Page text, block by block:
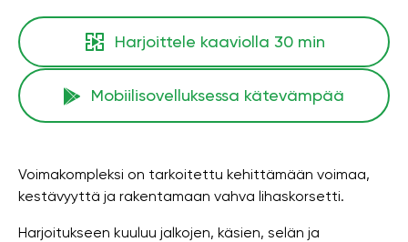
Harjoittele kaaviolla 30 min
Mobiilisovelluksessa kätevämpää
Voimakompleksi on tarkoitettu kehittämään voimaa,
kestävyyttä ja rakentamaan vahva lihaskorsetti.
Harjoitukseen kuuluu jalkojen, käsien, selän ja